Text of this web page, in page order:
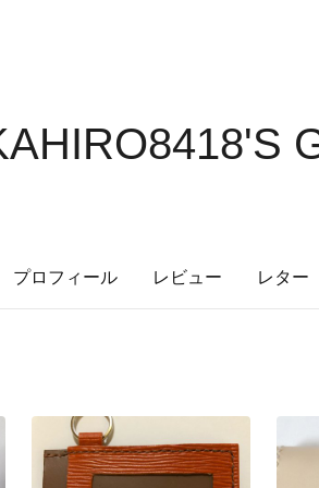
プロフィール レビュー レター